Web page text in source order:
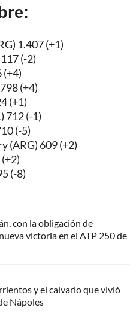
1.407 (+1)
(-2)
(+4)
(+4)
(+1)
712 (-1)
(-5)
(ARG) 609 (+2)
(-8)
con la obligación de
victoria en el ATP 250 de
y el calvario que vivió
Nápoles